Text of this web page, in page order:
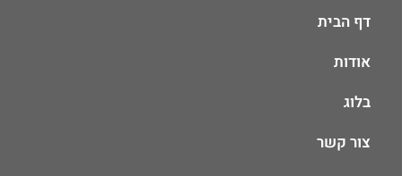
דף הבית
אודות
בלוג
צור קשר